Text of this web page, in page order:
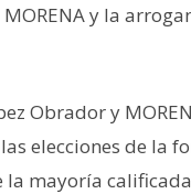
y la
Obrador y
elecciones de la
la mayoría